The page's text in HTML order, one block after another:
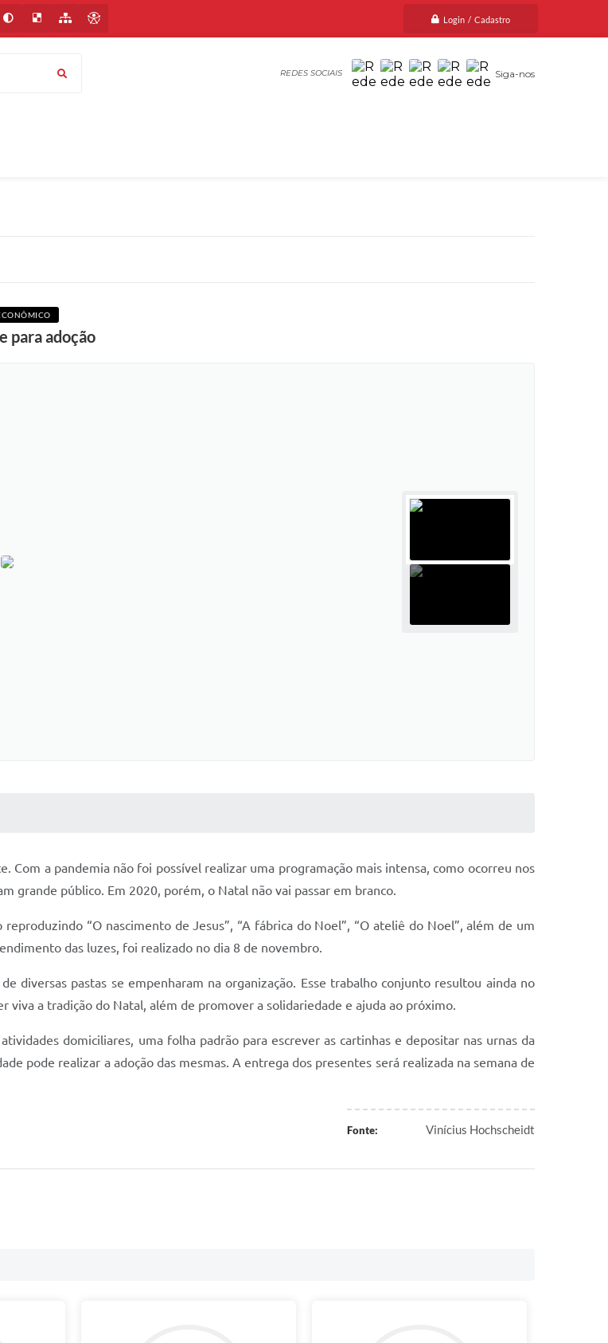
Login / Cadastro
Siga-nos
para adoção
Com a pandemia não foi possível realizar uma programação mais intensa, como ocorreu nos
grande público. Em 2020, porém, o Natal não vai passar em branco.
“O nascimento de Jesus”, “A fábrica do Noel”, “O ateliê do Noel”, além de um
das luzes, foi realizado no dia 8 de novembro.
diversas pastas se empenharam na organização. Esse trabalho conjunto resultou ainda no
viva a tradição do Natal, além de promover a solidariedade e ajuda ao próximo.
domiciliares, uma folha padrão para escrever as cartinhas e depositar nas urnas da
pode realizar a adoção das mesmas. A entrega dos presentes será realizada na semana de
Fonte: Vinícius Hochscheidt